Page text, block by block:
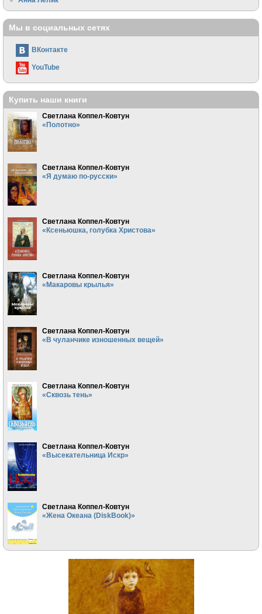
Мы в социальных сетях
ВКонтакте
YouTube
Купить наши книги
Светлана Коппел-Ковтун
«Полотно»
Светлана Коппел-Ковтун
«Я думаю по-русски»
Светлана Коппел-Ковтун
«Ксеньюшка, голубка Христова»
Светлана Коппел-Ковтун
«Макаровы крылья»
Светлана Коппел-Ковтун
«В чуланчике изношенных вещей»
Светлана Коппел-Ковтун
«Сквозь тень»
Светлана Коппел-Ковтун
«Высекательница Искр»
Светлана Коппел-Ковтун
«Жена Океана (DiskBook)»